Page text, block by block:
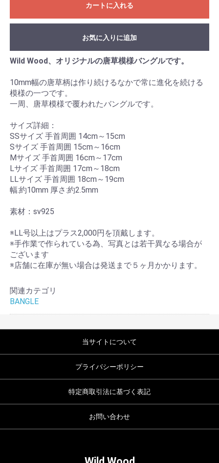
カートに入れる
お気に入りに追加
Wild Wood、オリジナルの唐草模様バングルです。
10mm幅の唐草柄は作り続けるなかで常に進化を続ける
模様の一つです。
一周、唐草模様で覆われたバングルです。
サイズ詳細：
SSサイズ 手首周囲 14cm～15cm
Sサイズ 手首周囲 15cm～16cm
Mサイズ 手首周囲 16cm～17cm
Lサイズ 手首周囲 17cm～18cm
LLサイズ 手首周囲 18cm～19cm
幅:約10mm 厚さ:約2.5mm
素材：sv925
※LL号以上はプラス2,000円を頂戴します。
※手作業で作られている為、写真とは若干異なる場合が
ございます
※店舗に在庫が無い場合は発送まで５ヶ月かかります。
関連カテゴリ
BANGLE
当サイトについて
プライバシーポリシー
特定商取引法に基づく表記
お問い合わせ